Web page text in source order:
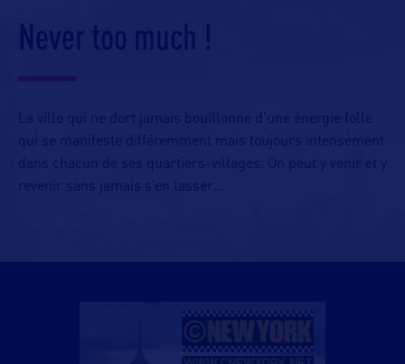
Never too much !
La ville qui ne dort jamais bouillonne d’une énergie folle
qui se manifeste différemment mais toujours intensément
dans chacun de ses quartiers-villages. On peut y venir et y
revenir sans jamais s’en lasser…